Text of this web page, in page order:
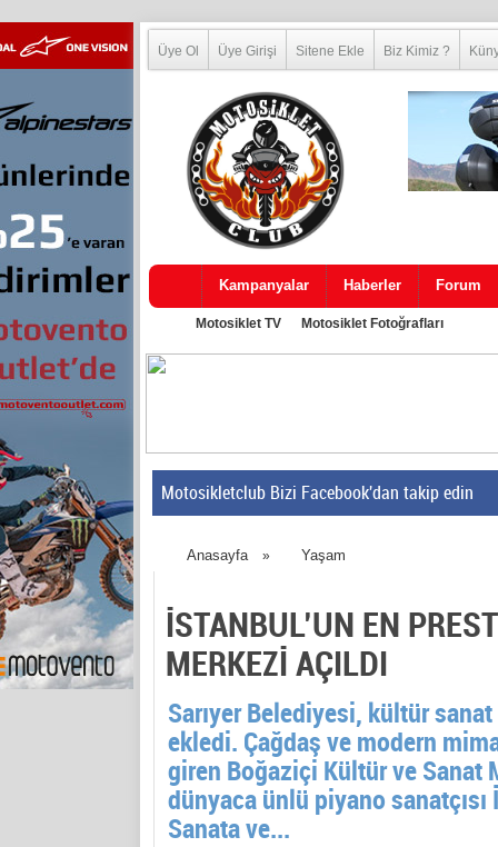
Üye Ol Üye Girişi Sitene Ekle Biz Kimiz ?
Kampanyalar Haberler Forum
Motosiklet TV Motosiklet Fotoğrafları
Motosikletclub Bizi Facebook'dan takip edin
Anasayfa » Yaşam
İSTANBUL’UN EN
MERKEZİ AÇILDI
Sarıyer Belediyesi, kültür
ekledi. Çağdaş ve modern
giren Boğaziçi Kültür ve Sanat
dünyaca ünlü piyano
Sanata ve...